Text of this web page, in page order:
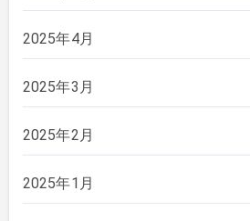
2025年4月
2025年3月
2025年2月
2025年1月